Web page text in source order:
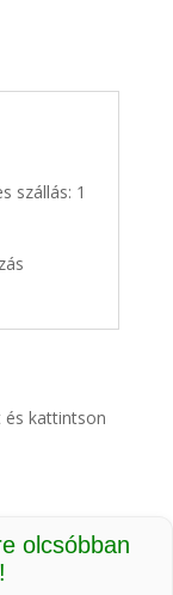
szállás: 1
és kattintson
olcsóbban